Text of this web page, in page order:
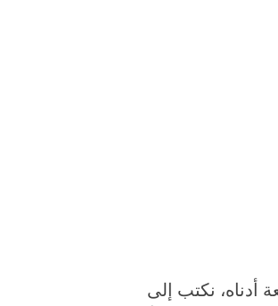
أدناه، نكتب إلى